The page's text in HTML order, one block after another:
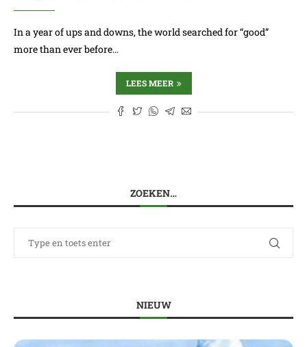
In a year of ups and downs, the world searched for “good”
more than ever before…
LEES MEER
ZOEKEN…
NIEUW